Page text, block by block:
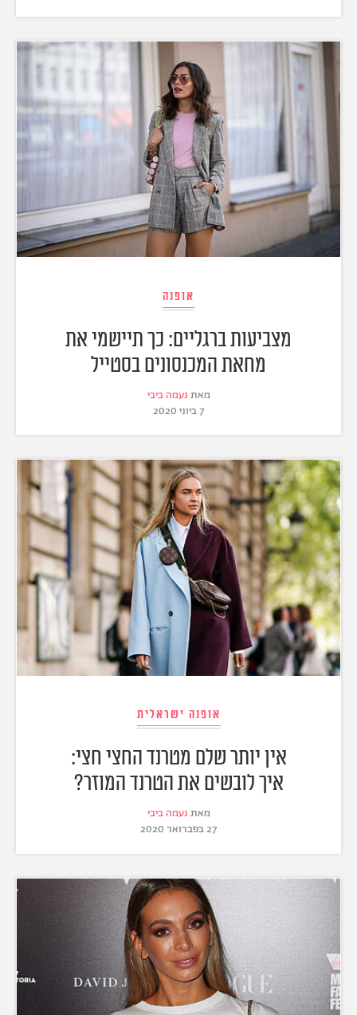
אופנה
מצביעות ברגליים: כך תיישמי את
מחאת המכנסונים בסטייל
מאת נעמה ביבי
7 ביוני 2020
אופנה ישראלית
אין יותר שלם מטרנד החצי חצי:
איך לובשים את הטרנד המוזר?
מאת נעמה ביבי
27 בפברואר 2020